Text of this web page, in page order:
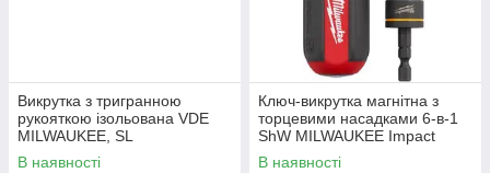
Викрутка з тригранною
рукояткою ізольована VDE
MILWAUKEE, SL
1,6х8,0х175мм
В наявності
Ключ-викрутка магнітна з
торцевими насадками 6-в-1
ShW MILWAUKEE Impact
Multi-Nut Driver
В наявності